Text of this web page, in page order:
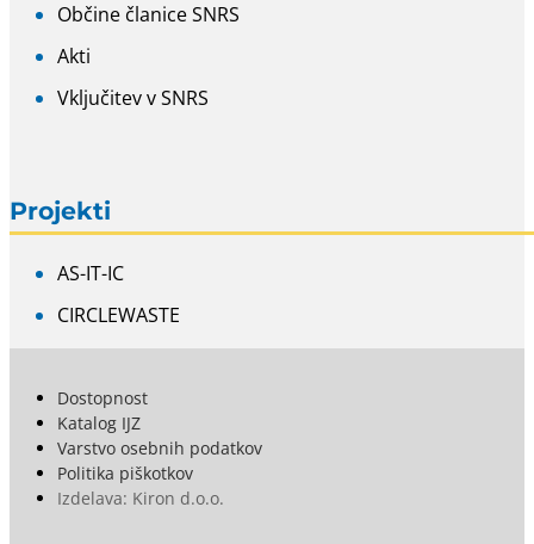
Občine članice SNRS
Akti
Vključitev v SNRS
Projekti
AS-IT-IC
CIRCLEWASTE
Dostopnost
Katalog IJZ
Varstvo osebnih podatkov
Politika piškotkov
Izdelava: Kiron d.o.o.